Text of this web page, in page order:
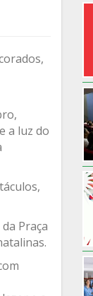
a luz do
Praça